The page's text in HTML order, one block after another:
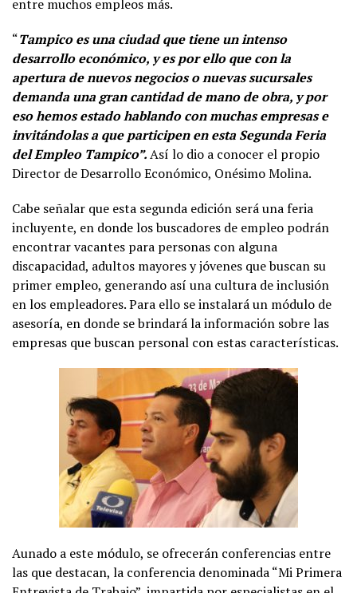
entre muchos empleos más.
“Tampico es una ciudad que tiene un intenso
desarrollo económico, y es por ello que con la
apertura de nuevos negocios o nuevas sucursales
demanda una gran cantidad de mano de obra, y por
eso hemos estado hablando con muchas empresas e
invitándolas a que participen en esta Segunda Feria
del Empleo Tampico”.Así lo dio a conocer el propio
Director de Desarrollo Económico, Onésimo Molina.
Cabe señalar que esta segunda edición será una feria
incluyente, en donde los buscadores de empleo podrán
encontrar vacantes para personas con alguna
discapacidad, adultos mayores y jóvenes que buscan su
primer empleo, generando así una cultura de inclusión
en los empleadores. Para ello se instalará un módulo de
asesoría, en donde se brindará la información sobre las
empresas que buscan personal con estas características.
Aunado a este módulo, se ofrecerán conferencias entre
las que destacan, la conferencia denominada “Mi Primera